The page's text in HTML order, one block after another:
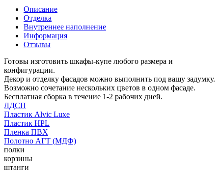
Описание
Отделка
Внутреннее наполнение
Информация
Отзывы
Готовы изготовить шкафы-купе любого размера и
конфигурации.
Декор и отделку фасадов можно выполнить под вашу задумку.
Возможно сочетание нескольких цветов в одном фасаде.
Бесплатная сборка в течение 1-2 рабочих дней.
ЛДСП
Пластик Alvic Luxe
Пластик HPL
Пленка ПВХ
Полотно АГТ (МДФ)
полки
корзины
штанги